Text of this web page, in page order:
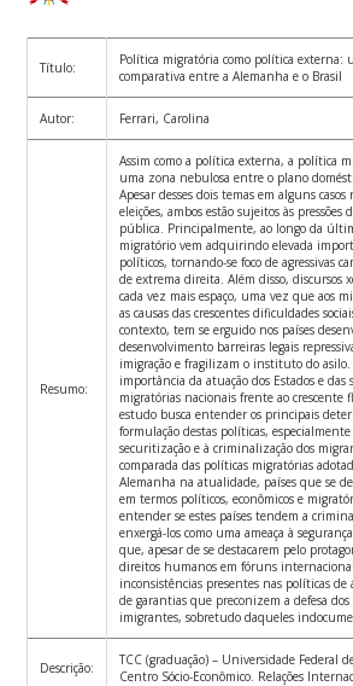
Título:
Política migratória como política externa:
comparativa entre a Alemanha e o Brasil
Autor: Ferrari, Carolina
Resumo:
Assim como a política externa, a política
uma zona nebulosa entre o plano
Apesar desses dois temas em alguns casos
eleições, ambos estão sujeitos às pressões
pública. Principalmente, ao longo da
migratório vem adquirindo elevada
políticos, tornando-se foco de agressivas
de extrema direita. Além disso, discursos
cada vez mais espaço, uma vez que aos
as causas das crescentes dificuldades
contexto, tem se erguido nos países
desenvolvimento barreiras legais
imigração e fragilizam o instituto do asilo.
importância da atuação dos Estados e das
migratórias nacionais frente ao crescente
estudo busca entender os principais
formulação destas políticas,
securitização e à criminalização dos
comparada das políticas migratórias
Alemanha na atualidade, países que se
em termos políticos, econômicos e
entender se estes países tendem a
enxergá-los como uma ameaça à
que, apesar de se destacarem pelo
direitos humanos em fóruns
inconsistências presentes nas políticas de
de garantias que preconizem a defesa
imigrantes, sobretudo daqueles
Descrição:
TCC (graduação) – Universidade Federal
Centro Sócio-Econômico. Relações